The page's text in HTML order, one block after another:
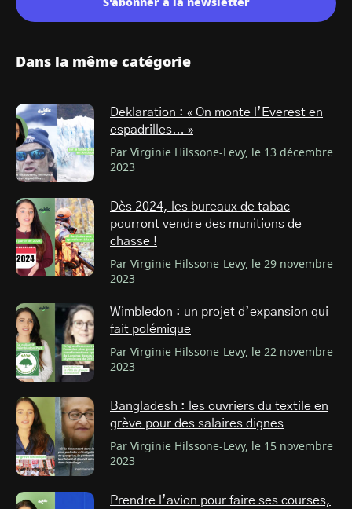
S'abonner à la newsletter
Dans la même catégorie
Deklaration : « On monte l’Everest en
espadrilles… »
Par Virginie Hilssone-Levy, le 13 décembre
2023
Dès 2024, les bureaux de tabac
pourront vendre des munitions de
chasse !
Par Virginie Hilssone-Levy, le 29 novembre
2023
Wimbledon : un projet d’expansion qui
fait polémique
Par Virginie Hilssone-Levy, le 22 novembre
2023
Bangladesh : les ouvriers du textile en
grève pour des salaires dignes
Par Virginie Hilssone-Levy, le 15 novembre
2023
Prendre l’avion pour faire ses courses,